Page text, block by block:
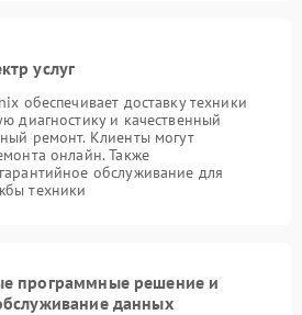
услуг
обеспечивает доставку техники
диагностику и качественный
ремонт. Клиенты могут
онлайн. Также
обслуживание для
техники
программные решение и
данных